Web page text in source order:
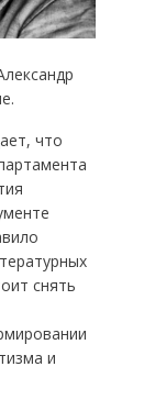
что
снять
и